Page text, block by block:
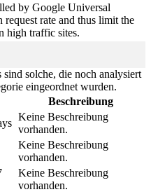
by Google Universal
request rate and thus limit the
high traffic sites.
solche, die noch analysiert
eingeordnet wurden.
Beschreibung
Keine Beschreibung
vorhanden.
Keine Beschreibung
vorhanden.
Keine Beschreibung
vorhanden.